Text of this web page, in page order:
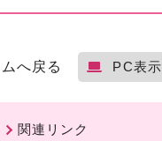
へ戻る PC表示
関連リンク